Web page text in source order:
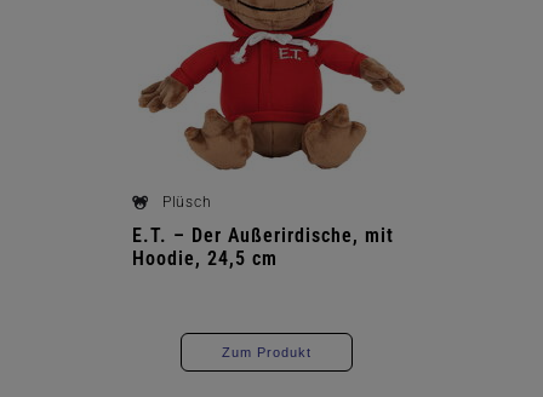
Plüsch
E.T. – Der Außerirdische, mit
Hoodie, 24,5 cm
Zum Produkt